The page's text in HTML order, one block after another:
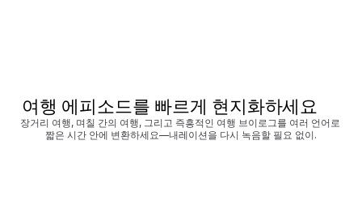
여행 에피소드를 빠르게 현지화하세요
장거리 여행, 며칠 간의 여행, 그리고 즉흥적인 여행 브이로그를 여러 언어로
짧은 시간 안에 변환하세요—내레이션을 다시 녹음할 필요 없이.